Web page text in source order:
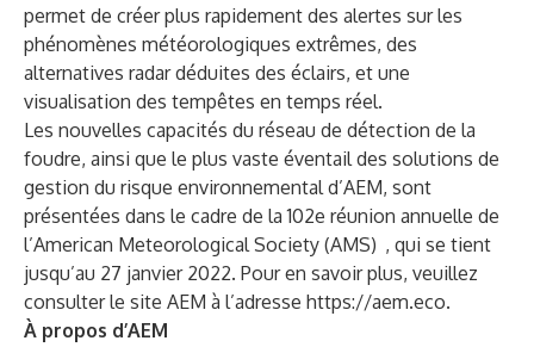
permet de créer plus rapidement des alertes sur les
phénomènes météorologiques extrêmes, des
alternatives radar déduites des éclairs, et une
visualisation des tempêtes en temps réel.
Les nouvelles capacités du réseau de détection de la
foudre, ainsi que le plus vaste éventail des solutions de
gestion du risque environnemental d’AEM, sont
présentées dans le cadre de la 102e réunion annuelle de
l’American Meteorological Society (AMS) , qui se tient
jusqu’au 27 janvier 2022. Pour en savoir plus, veuillez
consulter le site AEM à l’adresse https://aem.eco.
À propos d’AEM